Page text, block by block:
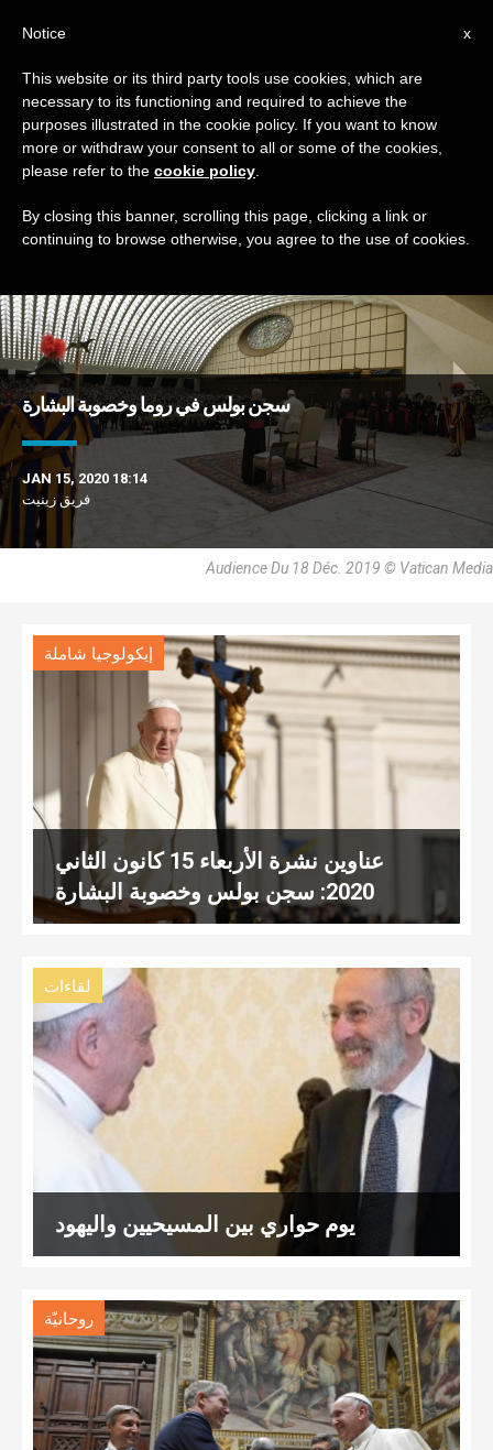
DAY
January 15th, 2020
DERNIÈRES NOUVELLES
سجن بولس في روما وخصوبة البشارة
JAN 15, 2020 18:14
فريق زينيت
Audience Du 18 Déc. 2019 © Vatican Media
إيكولوجيا شاملة
عناوين نشرة الأربعاء 15 كانون الثاني
2020: سجن بولس وخصوبة البشارة
لقاءات
يوم حواري بين المسيحيين واليهود
روحانيّة
x
Notice
This website or its third party tools use cookies, which are
necessary to its functioning and required to achieve the
purposes illustrated in the cookie policy. If you want to know
more or withdraw your consent to all or some of the cookies,
please refer to the cookie policy
By closing this banner, scrolling this page, clicking a link or
continuing to browse otherwise, you agree to the use of cookies.